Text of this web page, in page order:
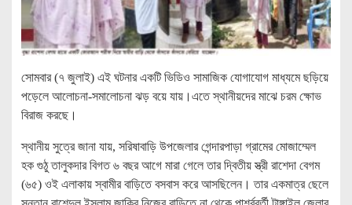
সোমবার (৭ জুলাই) এই ঘটনার একটি ভিডিও সামাজিক যোগাযোগ মাধ্যমে ছড়িয়ে
পড়েলে আলোচনা-সমালোচনা ঝড় বয়ে যায়।এতে স্থানীয়দের মাঝে চরম ক্ষোভ
বিরাজ করছে।
স্থানীয় সুত্রে জানা যায়, সরিষাবাড়ি উপজেলার গেন্দারপাড়া গ্রামের মোজাম্মেল
হক গুঠু তালুকদার বিগত ৬ বছর আগে মারা গেলে তার দ্বিতীয় স্ত্রী রাশেদা বেগম
(৬৫) ওই এলাকায় স্বামীর বাড়িতে বসবাস করে আসছিলেন। তার একমাত্র ছেলে